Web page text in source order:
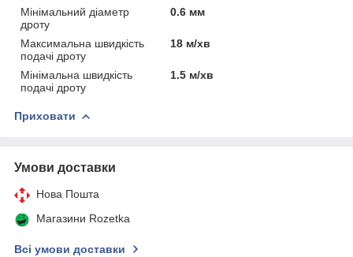
Мінімальний діаметр
дроту
0.6 мм
Максимальна швидкість
подачі дроту
18 м/хв
Мінімальна швидкість
подачі дроту
1.5 м/хв
Приховати
Умови доставки
Нова Пошта
Магазини Rozetka
Всі умови доставки